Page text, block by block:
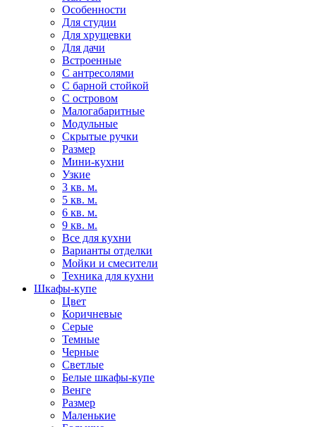
Особенности
Для студии
Для хрущевки
Для дачи
Встроенные
С антресолями
С барной стойкой
С островом
Малогабаритные
Модульные
Скрытые ручки
Размер
Мини-кухни
Узкие
3 кв. м.
5 кв. м.
6 кв. м.
9 кв. м.
Все для кухни
Варианты отделки
Мойки и смесители
Техника для кухни
Шкафы-купе
Цвет
Коричневые
Серые
Темные
Черные
Светлые
Белые шкафы-купе
Венге
Размер
Маленькие